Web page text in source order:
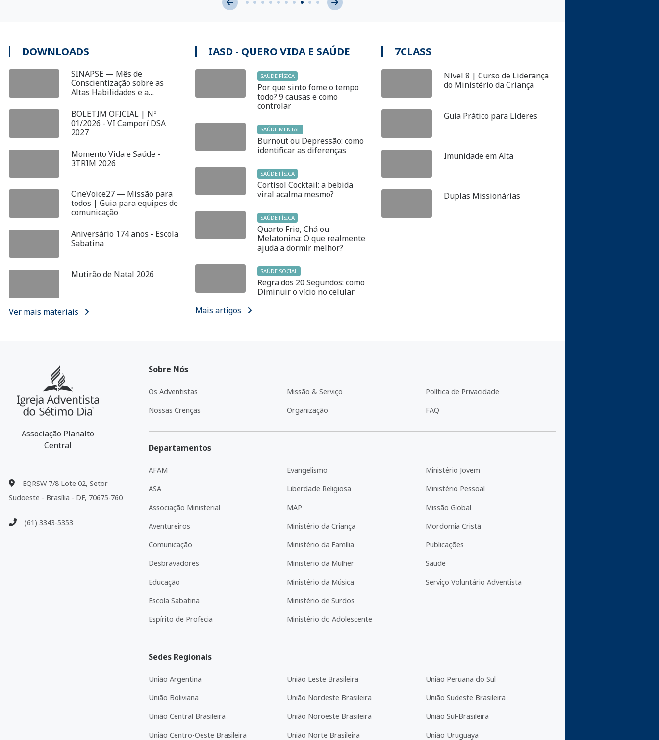
DOWNLOADS
SINAPSE — Mês de
Conscientização sobre as
Altas Habilidades e a
BOLETIM OFICIAL | Nº
01/2026 - VI Camporí DSA
2027
Momento Vida e Saúde -
3TRIM 2026
OneVoice27 — Missão para
todos | Guia para equipes de
comunicação
Aniversário 174 anos - Escola
Sabatina
Mutirão de Natal 2026
Ver mais materiais
IASD - QUERO VIDA E SAÚDE
SAÚDE FÍSICA
Por que sinto fome o tempo
todo? 9 causas e como
controlar
SAÚDE MENTAL
Burnout ou Depressão: como
identificar as diferenças
SAÚDE FÍSICA
Cortisol Cocktail: a bebida
viral acalma mesmo?
SAÚDE FÍSICA
Quarto Frio, Chá ou
Melatonina: O que realmente
ajuda a dormir melhor?
SAÚDE SOCIAL
Regra dos 20 Segundos: como
Diminuir o vício no celular
Mais artigos
7CLASS
Nível 8 | Curso de Liderança
do Ministério da Criança
Guia Prático para Líderes
Imunidade em Alta
Duplas Missionárias
Associação Planalto
Central
EQRSW 7/8 Lote 02, Setor
Sudoeste - Brasília - DF, 70675-760
(61) 3343-5353
Sobre Nós
Os Adventistas
Nossas Crenças
Missão & Serviço
Organização
Política de Privacidade
FAQ
Departamentos
AFAM
ASA
Associação Ministerial
Aventureiros
Comunicação
Desbravadores
Educação
Escola Sabatina
Espírito de Profecia
Evangelismo
Liberdade Religiosa
MAP
Ministério da Criança
Ministério da Família
Ministério da Mulher
Ministério da Música
Ministério de Surdos
Ministério do Adolescente
Ministério Jovem
Ministério Pessoal
Missão Global
Mordomia Cristã
Publicações
Saúde
Serviço Voluntário Adventista
Sedes Regionais
União Argentina
União Boliviana
União Central Brasileira
União Centro-Oeste Brasileira
União Leste Brasileira
União Nordeste Brasileira
União Noroeste Brasileira
União Norte Brasileira
União Peruana do Sul
União Sudeste Brasileira
União Sul-Brasileira
União Uruguaya